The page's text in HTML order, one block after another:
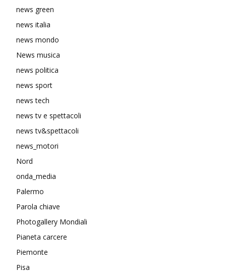
news green
news italia
news mondo
News musica
news politica
news sport
news tech
news tv e spettacoli
news tv&spettacoli
news_motori
Nord
onda_media
Palermo
Parola chiave
Photogallery Mondiali
Pianeta carcere
Piemonte
Pisa